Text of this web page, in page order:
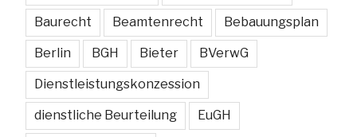
Baurecht Beamtenrecht Bebauungsplan
Berlin BGH Bieter BVerwG
Dienstleistungskonzession
dienstliche Beurteilung EuGH